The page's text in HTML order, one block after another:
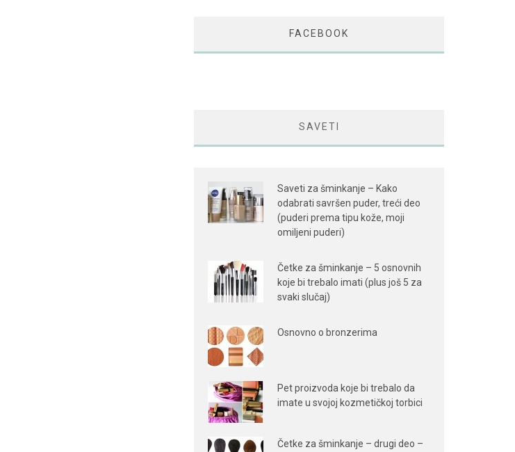
FACEBOOK
SAVETI
Saveti za šminkanje – Kako
odabrati savršen puder, treći deo
(puderi prema tipu kože, moji
omiljeni puderi)
Četke za šminkanje – 5 osnovnih
koje bi trebalo imati (plus još 5 za
svaki slučaj)
Osnovno o bronzerima
Pet proizvoda koje bi trebalo da
imate u svojoj kozmetičkoj torbici
Četke za šminkanje – drugi deo –